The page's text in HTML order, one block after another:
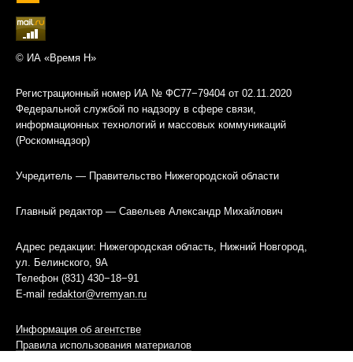
© ИА «Время Н»
Регистрационный номер ИА № ФС77−79404 от 02.11.2020
Федеральной службой по надзору в сфере связи,
информационных технологий и массовых коммуникаций
(Роскомнадзор)
Учредитель — Правительство Нижегородской области
Главный редактор — Савельев Александр Михайлович
Адрес редакции: Нижегородская область, Нижний Новгород,
ул. Белинского, 9А
Телефон (831) 430−18−91
E-mail redaktor@vremyan.ru
Информация об агентстве
Правила использования материалов